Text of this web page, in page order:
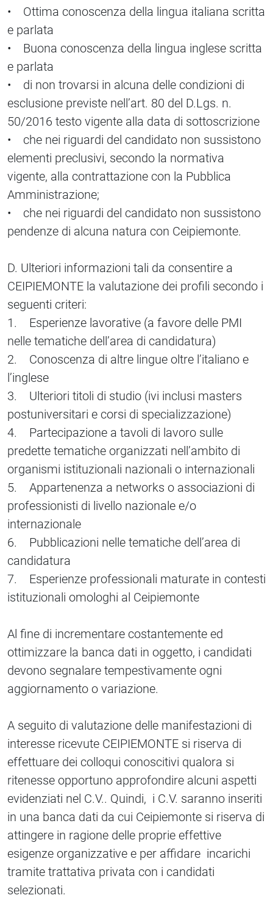
• Ottima conoscenza della lingua italiana scritta
e parlata
• Buona conoscenza della lingua inglese scritta
e parlata
• di non trovarsi in alcuna delle condizioni di
esclusione previste nell’art. 80 del D.Lgs. n.
50/2016 testo vigente alla data di sottoscrizione
• che nei riguardi del candidato non sussistono
elementi preclusivi, secondo la normativa
vigente, alla contrattazione con la Pubblica
Amministrazione;
• che nei riguardi del candidato non sussistono
pendenze di alcuna natura con Ceipiemonte.
D. Ulteriori informazioni tali da consentire a
CEIPIEMONTE la valutazione dei profili secondo i
seguenti criteri:
1. Esperienze lavorative (a favore delle PMI
nelle tematiche dell’area di candidatura)
2. Conoscenza di altre lingue oltre l’italiano e
l’inglese
3. Ulteriori titoli di studio (ivi inclusi masters
postuniversitari e corsi di specializzazione)
4. Partecipazione a tavoli di lavoro sulle
predette tematiche organizzati nell’ambito di
organismi istituzionali nazionali o internazionali
5. Appartenenza a networks o associazioni di
professionisti di livello nazionale e/o
internazionale
6. Pubblicazioni nelle tematiche dell’area di
candidatura
7. Esperienze professionali maturate in contesti
istituzionali omologhi al Ceipiemonte
Al fine di incrementare costantemente ed
ottimizzare la banca dati in oggetto, i candidati
devono segnalare tempestivamente ogni
aggiornamento o variazione.
A seguito di valutazione delle manifestazioni di
interesse ricevute CEIPIEMONTE si riserva di
effettuare dei colloqui conoscitivi qualora si
ritenesse opportuno approfondire alcuni aspetti
evidenziati nel C.V.. Quindi, i C.V. saranno inseriti
in una banca dati da cui Ceipiemonte si riserva di
attingere in ragione delle proprie effettive
esigenze organizzative e per affidare incarichi
tramite trattativa privata con i candidati
selezionati.